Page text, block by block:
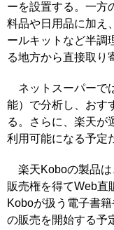
ーを設置する。一方
料品や日用品に加え
ールキットなど半調
る地方から直接取り
ネットスーパーで
能）で分析し、おす
る。さらに、楽天が
利用可能になる予定
楽天Koboの製品は
販売権を得てWeb直
Koboが扱う電子書
の販売を開始する予